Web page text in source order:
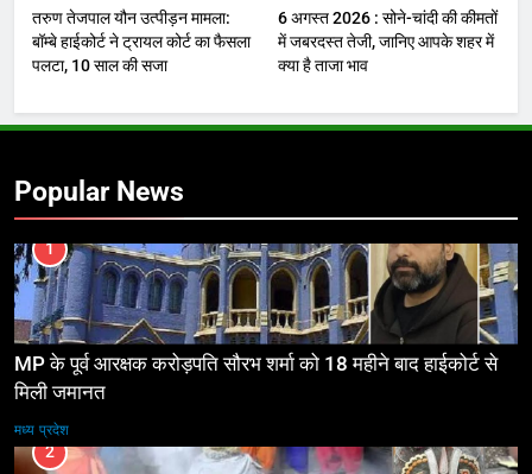
तरुण तेजपाल यौन उत्पीड़न मामला:
बॉम्बे हाईकोर्ट ने ट्रायल कोर्ट का फैसला
पलटा, 10 साल की सजा
6 अगस्त 2026 : सोने-चांदी की कीमतों
में जबरदस्त तेजी, जानिए आपके शहर में
क्या है ताजा भाव
Popular News
1
MP के पूर्व आरक्षक करोड़पति सौरभ शर्मा को 18 महीने बाद हाईकोर्ट से
मिली जमानत
मध्य प्रदेश
2